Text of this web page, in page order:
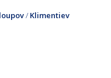
/ Klimentiev